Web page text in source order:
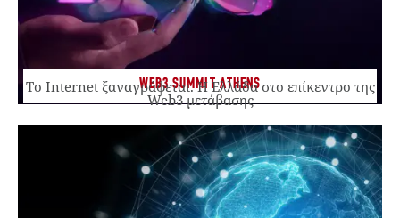
WEB3 SUMMIT ATHENS
Το Internet ξαναγράφεται. Η Ελλάδα στο επίκεντρο της
Web3 μετάβασης